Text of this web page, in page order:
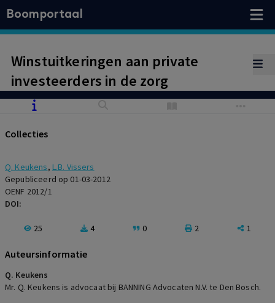
Boomportaal
Winstuitkeringen aan private
investeerders in de zorg
Collecties
Q. Keukens, L.B. Vissers
Gepubliceerd op 01-03-2012
OENF 2012/1
DOI:
25 4 0 2 1
Auteursinformatie
Q. Keukens
Mr. Q. Keukens is advocaat bij BANNING Advocaten N.V. te Den Bosch.